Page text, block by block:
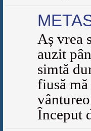
Aș vrea
auzit
simtă
fiusă mă
Început